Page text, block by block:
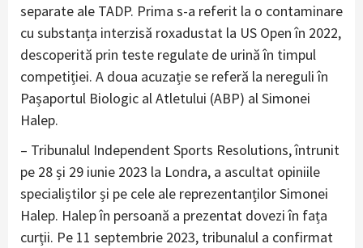
separate ale TADP. Prima s-a referit la o contaminare
cu substanța interzisă roxadustat la US Open în 2022,
descoperită prin teste regulate de urină în timpul
competiției. A doua acuzație se referă la nereguli în
Pașaportul Biologic al Atletului (ABP) al Simonei
Halep.
– Tribunalul Independent Sports Resolutions, întrunit
pe 28 și 29 iunie 2023 la Londra, a ascultat opiniile
specialiștilor și pe cele ale reprezentanților Simonei
Halep. Halep în persoană a prezentat dovezi în fața
curții. Pe 11 septembrie 2023, tribunalul a confirmat